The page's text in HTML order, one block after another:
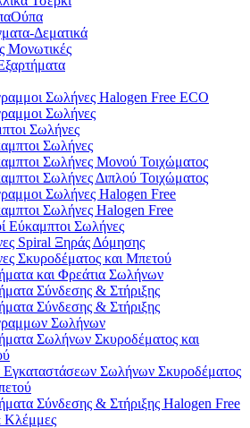
Ούπα
Δεματικά
Μονωτικές
Σωλήνες Halogen Free ECO
Σωλήνες
Σωλήνες
Σωλήνες
Σωλήνες Μονού Τοιχώματος
Σωλήνες Διπλού Τοιχώματος
Σωλήνες Halogen Free
Σωλήνες Halogen Free
Εύκαμπτοι Σωλήνες
Spiral Ξηράς Δόμησης
Σκυροδέματος και Μπετού
και Φρεάτια Σωλήνων
Σύνδεσης & Στήριξης
Σύνδεσης & Στήριξης
Σωλήνων
Σωλήνων Σκυροδέματος και
Εγκαταστάσεων Σωλήνων Σκυροδέματος
Σύνδεσης & Στήριξης Halogen Free
Κλέμμες